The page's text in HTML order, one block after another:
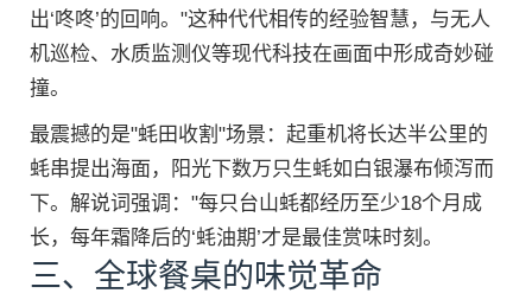
出‘咚咚’的回响。"这种代代相传的经验智慧，与无人
机巡检、水质监测仪等现代科技在画面中形成奇妙碰
撞。
最震撼的是"蚝田收割"场景：起重机将长达半公里的
蚝串提出海面，阳光下数万只生蚝如白银瀑布倾泻而
下。解说词强调："每只台山蚝都经历至少18个月成
长，每年霜降后的‘蚝油期’才是最佳赏味时刻。
三、全球餐桌的味觉革命